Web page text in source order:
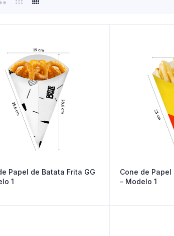
Papel de Batata Frita GG
1
Cone de Papel
– Modelo 1